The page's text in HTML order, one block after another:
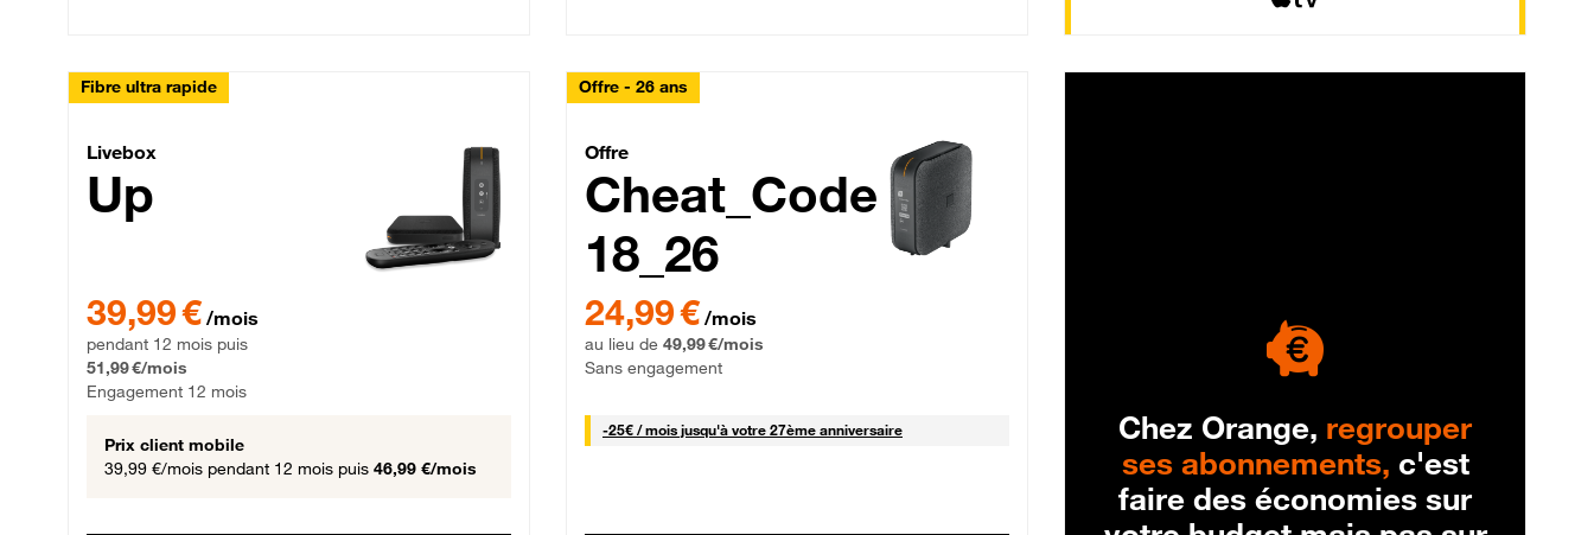
Fibre ultra rapide
Livebox Up Fibre
Livebox
Up
39,99 € /mois
pendant 12 mois puis
51,99 €/mois
Engagement 12 mois
Prix client mobile
39,99 €/mois pendant 12 mois puis 46,99 €/mois
Offre - 26 ans
Cheat_Code Fibre_18_26
Offre
Cheat_Code
18_26
24,99 € /mois
au lieu de 49,99 €/mois
Sans engagement
-25€ / mois25 € par mois
jusqu'à votre 27ème anniversaire Chez Orange, regrouper
ses abonnements, c'est
faire des économies sur